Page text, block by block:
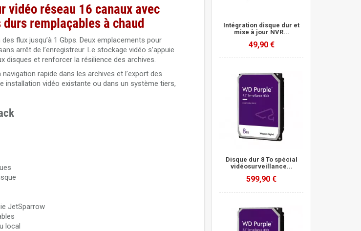
10 To spécial vidéosurveillance Western Digital Purple
Cat.5 UTP 305 mètres Dahua PFM920I-5EUN
Cat. 6 UTP intérieur 305 mètres 100% cuivre Dahua
6UN-C/White
Cat. 6 UTP intérieur 305 mètres 100% cuivre LSZH haute
Cat.6 UTP extérieur 305 mètres 100% cuivre Dahua PFM920-
2.0 High Speed 4K 10 mètres
2.0 amplifié 40 mètres Ultra HD 4K
2.0 de 50 mètres en fibre optique 4K Ultra HD
vidéo réseau 16 canaux avec
remplaçables à chaud
flux jusqu’à 1 Gbps. Deux emplacements pour
arrêt de l’enregistreur. Le stockage vidéo s’appuie
disques et renforcer la résilience des archives.
rapide dans les archives et l’export des
installation vidéo existante ou dans un système tiers,
JetSparrow
local
Intégration disque dur et
mise à jour NVR...
49,90 €
Disque dur 8 To spécial
vidéosurveillance...
599,90 €